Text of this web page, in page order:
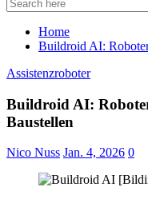
Home
Buildroid AI:
Assistenzroboter
Buildroid AI:
Baustellen
Nico Nuss Jan. 4, 2026 0